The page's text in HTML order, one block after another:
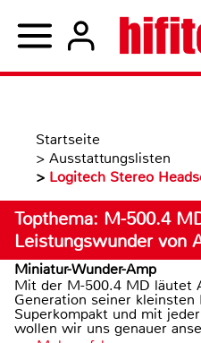
Startseite
> Ausstattungslisten
> Logitech Stereo
Topthema: M-500.4
Leistungswunder von
Miniatur-Wunder-Amp
Mit der M-500.4 MD läutet
Generation seiner kleinsten
Superkompakt und mit
wollen wir uns genauer